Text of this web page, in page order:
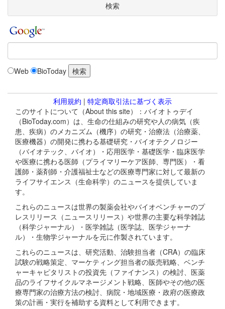
検索
Web BioToday
利用規約 | 特定商取引法に基づく表示
このサイトについて（About this site）：バイオトゥデイ
（BioToday.com）は、生命の仕組みの研究や人の病気（疾
患、疾病）のメカニズム（機序）の研究・治療法（治療薬、
医療機器）の開発に携わる基礎研究・バイオテクノロジー
（バイオテック、バイオ）・応用医学・基礎医学・臨床医学
や医療に携わる医師（プライマリーケア医師、専門医）・看
護師・薬剤師・介護福祉士などの医療専門家に対して最新の
ライフサイエンス（生命科学）のニュースを提供していま
す。
これらのニュースは世界の製薬会社やバイオベンチャーのプ
レスリリース（ニュースリリース）や世界の主要な科学雑誌
（科学ジャーナル）・医学雑誌（医学誌、医学ジャーナ
ル）・生物学ジャーナルを元に作製されています。
これらのニュースは、研究活動、治験担当者（CRA）の臨床
試験の戦略策定、マーケティング担当者の販売戦略、ベンチ
ャーキャピタリストの投資先（ファイナンス）の検討、医薬
品のライフサイクルマネージメント戦略、医師やその他の医
療専門家の治療方法の検討、病院・地域医療・政府の医療政
策の計画・実行を補助する資料として利用できます。